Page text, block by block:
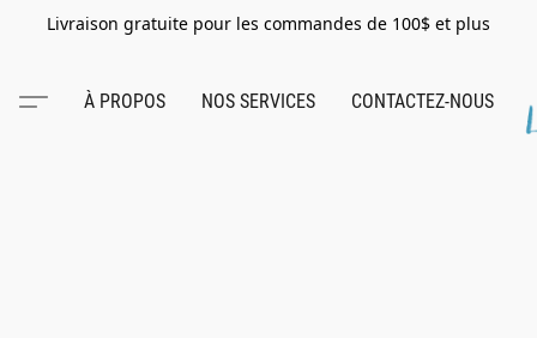
Livraison gratuite pour les commandes de 100$ et plus
À PROPOS NOS SERVICES CONTACTEZ-NOUS